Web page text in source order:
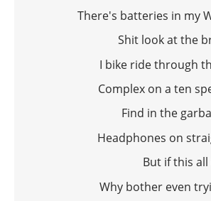
There's batteries in my
Shit look at the
I bike ride through
Complex on a ten
Find in the
Headphones on
But if this
Why bother even